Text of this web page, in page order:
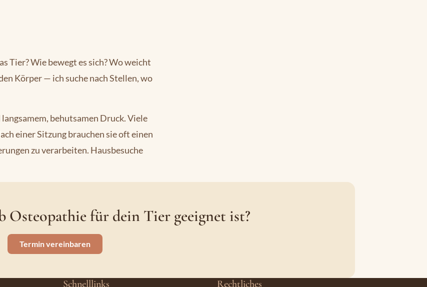
Tier? Wie bewegt es sich? Wo weicht
Körper — ich suche nach Stellen, wo
behutsamen Druck. Viele
einer Sitzung brauchen sie oft einen
zu verarbeiten. Hausbesuche
Osteopathie für dein Tier geeignet ist?
Termin vereinbaren
Schnelllinks Rechtliches